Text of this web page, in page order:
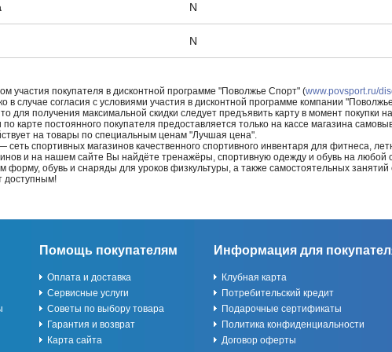
N
N
участия покупателя в дисконтной программе "Поволжье Спорт" (www.povsport.ru/
в случае согласия с условиями участия в дисконтной программе компании
для получения максимальной скидки следует предъявить карту в момент покупки
карте постоянного покупателя предоставляется только на кассе магазина
на товары по специальным ценам "Лучшая цена".
сеть спортивных магазинов качественного спортивного инвентаря для фитнеса,
и на нашем сайте Вы найдёте тренажёры, спортивную одежду и обувь на
форму, обувь и снаряды для уроков физкультуры, а также самостоятельных
доступным!
Помощь покупателям
Оплата и доставка
Сервисные услуги
Советы по выбору товара
Гарантия и возврат
Карта сайта
Информация для
Клубная карта
Потребительский кредит
Подарочные сертификаты
Политика конфиденциальности
Договор оферты